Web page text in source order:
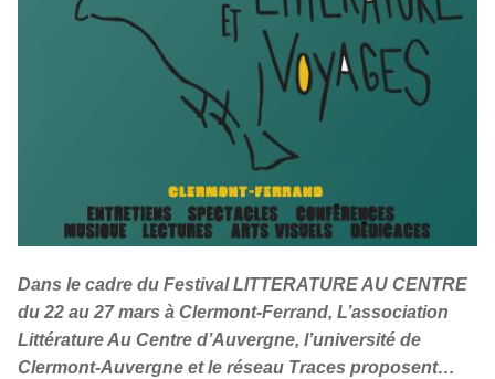
Dans le cadre du Festival LITTERATURE AU CENTRE
du 22 au 27 mars à Clermont-Ferrand, L’association
Littérature Au Centre d’Auvergne, l’université de
Clermont-Auvergne et le réseau Traces proposent…